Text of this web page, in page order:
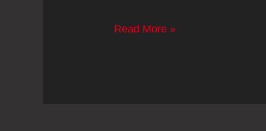
Sudán
Read More »